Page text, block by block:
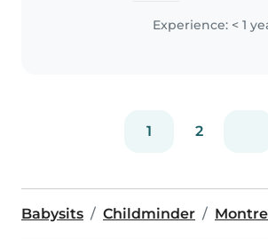
journée pour garder
ou vous aider à leurs
Experience: < 1
1 2
Babysits Childminder